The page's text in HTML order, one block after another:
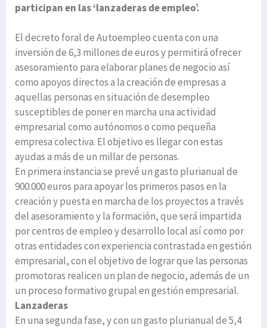
participan en las ‘lanzaderas de empleo’.
El decreto foral de Autoempleo cuenta con una
inversión de 6,3 millones de euros y permitirá ofrecer
asesoramiento para elaborar planes de negocio así
como apoyos directos a la creación de empresas a
aquellas personas en situación de desempleo
susceptibles de poner en marcha una actividad
empresarial como autónomos o como pequeña
empresa colectiva. El objetivo es llegar con estas
ayudas a más de un millar de personas.
En primera instancia se prevé un gasto plurianual de
900.000 euros para apoyar los primeros pasos en la
creación y puesta en marcha de los proyectos a través
del asesoramiento y la formación, que será impartida
por centros de empleo y desarrollo local así como por
otras entidades con experiencia contrastada en gestión
empresarial, con el objetivo de lograr que las personas
promotoras realicen un plan de negocio, además de un
un proceso formativo grupal en gestión empresarial.
Lanzaderas
En una segunda fase, y con un gasto plurianual de 5,4